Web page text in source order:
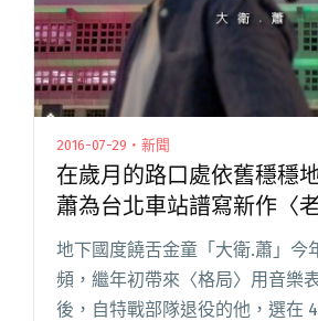
2016-07-29・新聞
在歲月的路口處依舊穩穩
蕭為台北車站譜寫新作〈老
地下國度饒舌金童「大衛.蕭」今
頻，繼年初帶來〈格局〉用音樂
後，自特戰部隊退役的他，選在